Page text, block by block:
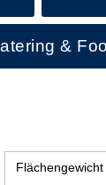
&
Flächengewicht